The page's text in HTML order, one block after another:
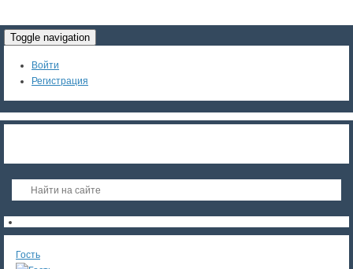
Toggle navigation
Войти
Регистрация
Гость